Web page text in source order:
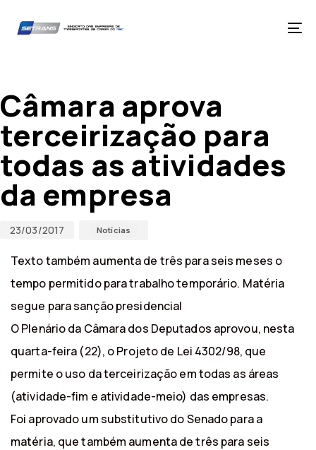
primary
Câmara aprova
terceirização para
todas as atividades
da empresa
23/03/2017 Notícias
Texto também aumenta de três para seis meses o
tempo permitido para trabalho temporário. Matéria
segue para sanção presidencial
O Plenário da Câmara dos Deputados aprovou, nesta
quarta-feira (22), o Projeto de Lei 4302/98, que
permite o uso da terceirização em todas as áreas
(atividade-fim e atividade-meio) das empresas.
Foi aprovado um substitutivo do Senado para a
matéria, que também aumenta de três para seis